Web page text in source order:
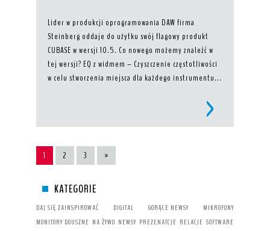
Lider w produkcji oprogramowania DAW firma
Steinberg oddaje do użytku swój flagowy produkt
CUBASE w wersji 10.5. Co nowego możemy znaleźć w
tej wersji? EQ z widmem – Czyszczenie częstotliwości
w celu stworzenia miejsca dla każdego instrumentu...
1 2 3 »
KATEGORIE
DAJ SIĘ ZAINSPIROWAĆ DIGITAL GORĄCE NEWSY
MIKROFONY
MONITORY DOUSZNE NA ŻYWO NEWSY PREZENATCJE RELACJE SOFTWARE